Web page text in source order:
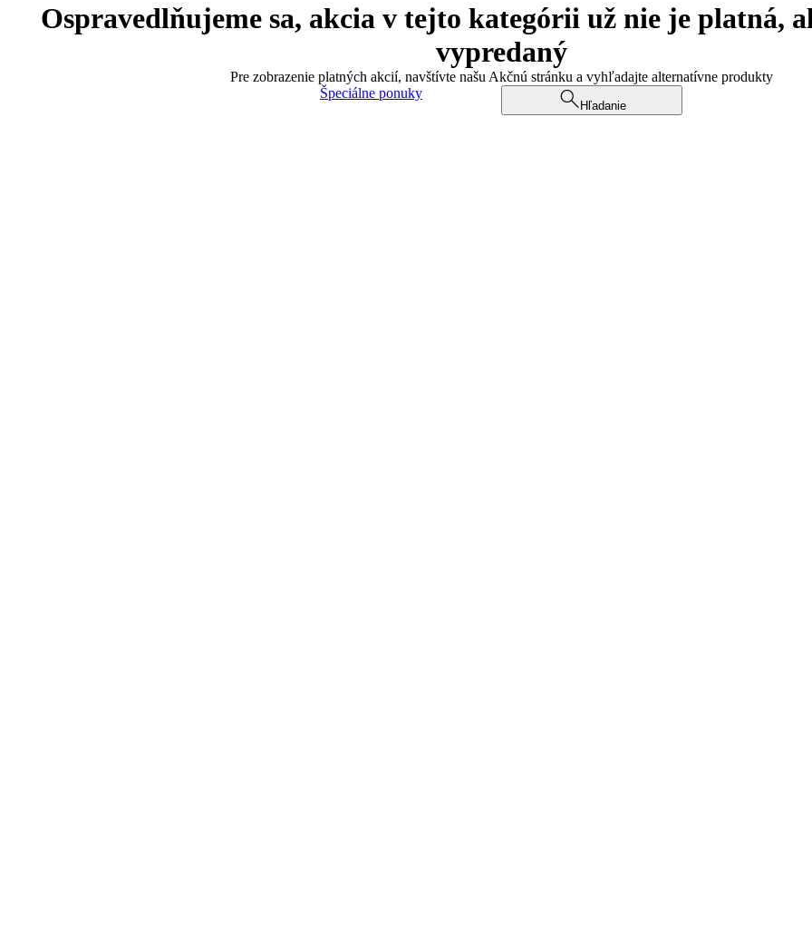
Ospravedlňujeme sa, akcia v tejto kategórii už nie je platná,
vypredaný
Pre zobrazenie platných akcií, navštívte našu Akčnú stránku a vyhľadajte alternatívne produkty
Špeciálne ponuky
Hľadanie